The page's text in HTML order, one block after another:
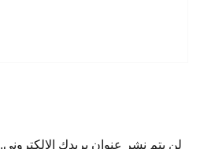
لن يتم نشر عنوان بريدك الإلكتروني.